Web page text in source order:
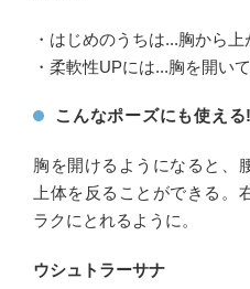
・はじめのうちは...胸から
・柔軟性UPには...胸を開い
こんなポーズにも使える!
胸を開けるようになると、
上体を反ることができる。
ラクにとれるように。
ウシュトラーサナ